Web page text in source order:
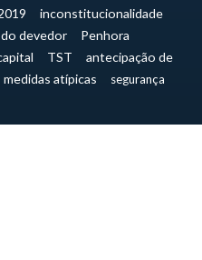
inconstitucionalidade
devedor
Penhora
TST
antecipação de
medidas atípicas
segurança